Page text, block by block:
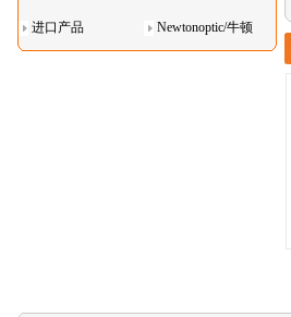
进口产品 Newtonoptic/牛顿